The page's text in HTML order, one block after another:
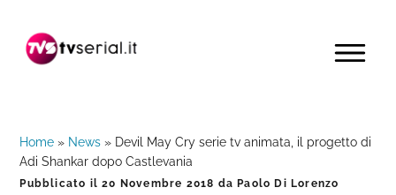
navigazione
contenuto
barra
MENU
Home » News » Devil May Cry serie tv animata, il progetto di
Adi Shankar dopo Castlevania
Pubblicato il20 Novembre 2018 da Paolo Di Lorenzo